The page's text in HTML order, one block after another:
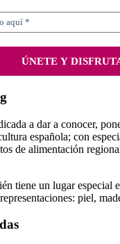
a dar a conocer,
española; con
de alimentación
tiene un lugar especial
piel,